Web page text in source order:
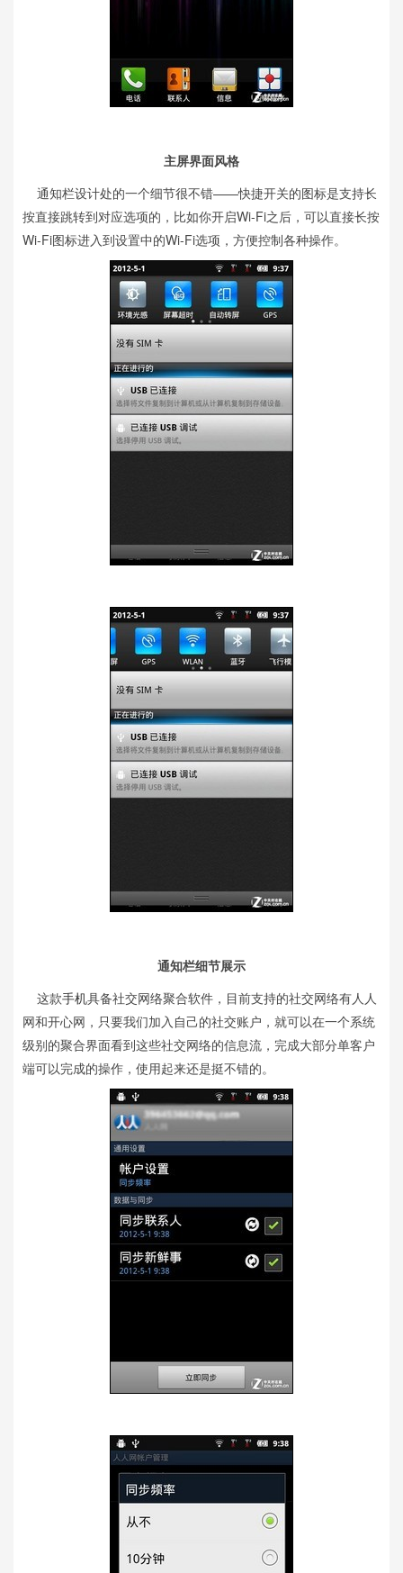
主屏界面风格
通知栏设计处的一个细节很不错——快捷开关的图标是支持长
按直接跳转到对应选项的，比如你开启Wi-Fi之后，可以直接长按
Wi-Fi图标进入到设置中的Wi-Fi选项，方便控制各种操作。
通知栏细节展示
这款手机具备社交网络聚合软件，目前支持的社交网络有人人
网和开心网，只要我们加入自己的社交账户，就可以在一个系统
级别的聚合界面看到这些社交网络的信息流，完成大部分单客户
端可以完成的操作，使用起来还是挺不错的。